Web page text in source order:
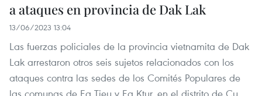
a ataques en provincia de Dak Lak
13/06/2023 13:04
Las fuerzas policiales de la provincia vietnamita de Dak
Lak arrestaron otros seis sujetos relacionados con los
ataques contra las sedes de los Comités Populares de